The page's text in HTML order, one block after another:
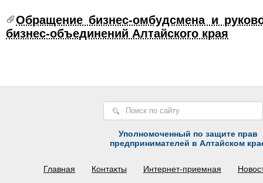
Обращение бизнес-омбудсмена и
бизнес-объединений Алтайского края
Уполномоченный по защите прав
предпринимателей в Алтайском
Главная Контакты Интернет-приемная